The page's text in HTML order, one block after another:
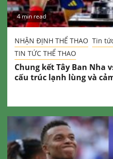
4 min read
NHẬN ĐỊNH THỂ THAO Tin
TIN TỨC THỂ THAO
Chung kết Tây Ban Nha
cấu trúc lạnh lùng và